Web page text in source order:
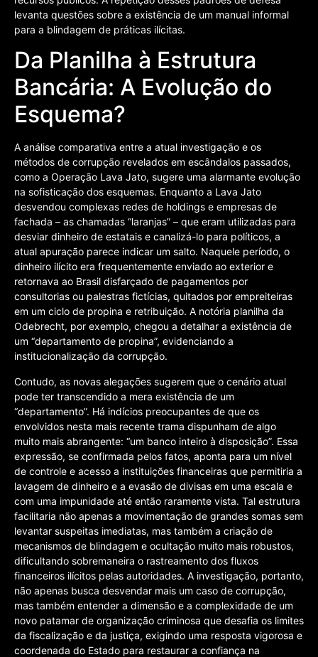
levanta questões sobre a existência de um manual informal
para a blindagem de práticas ilícitas.
Da Planilha à Estrutura
Bancária: A Evolução do
Esquema?
A análise comparativa entre a atual investigação e os
métodos de corrupção revelados em escândalos passados,
como a Operação Lava Jato, sugere uma alarmante evolução
na sofisticação dos esquemas. Enquanto a Lava Jato
desvendou complexas redes de holdings e empresas de
fachada – as chamadas “laranjas” – que eram utilizadas para
desviar dinheiro de estatais e canalizá-lo para políticos, a
atual apuração parece indicar um salto. Naquele período, o
dinheiro ilícito era frequentemente enviado ao exterior e
retornava ao Brasil disfarçado de pagamentos por
consultorias ou palestras fictícias, quitados por empreiteiras
em um ciclo de propina e retribuição. A notória planilha da
Odebrecht, por exemplo, chegou a detalhar a existência de
um “departamento de propina”, evidenciando a
institucionalização da corrupção.
Contudo, as novas alegações sugerem que o cenário atual
pode ter transcendido a mera existência de um
“departamento”. Há indícios preocupantes de que os
envolvidos nesta mais recente trama dispunham de algo
muito mais abrangente: “um banco inteiro à disposição”. Essa
expressão, se confirmada pelos fatos, aponta para um nível
de controle e acesso a instituições financeiras que permitiria a
lavagem de dinheiro e a evasão de divisas em uma escala e
com uma impunidade até então raramente vista. Tal estrutura
facilitaria não apenas a movimentação de grandes somas sem
levantar suspeitas imediatas, mas também a criação de
mecanismos de blindagem e ocultação muito mais robustos,
dificultando sobremaneira o rastreamento dos fluxos
financeiros ilícitos pelas autoridades. A investigação, portanto,
não apenas busca desvendar mais um caso de corrupção,
mas também entender a dimensão e a complexidade de um
novo patamar de organização criminosa que desafia os limites
da fiscalização e da justiça, exigindo uma resposta vigorosa e
coordenada do Estado para restaurar a confiança na